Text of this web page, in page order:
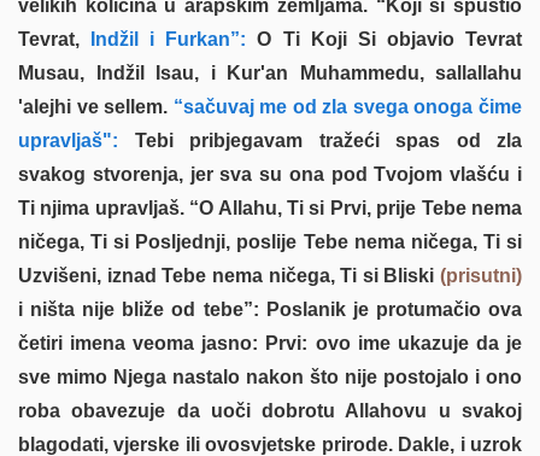
velikih količina u arapskim zemljama. “Koji si spustio
Tevrat, Indžil i Furkan”: O Ti Koji Si objavio Tevrat
Musau, Indžil Isau, i Kur'an Muhammedu, sallallahu
'alejhi ve sellem. “sačuvaj me od zla svega onoga čime
upravljaš": Tebi pribjegavam tražeći spas od zla
svakog stvorenja, jer sva su ona pod Tvojom vlašću i
Ti njima upravljaš. “O Allahu, Ti si Prvi, prije Tebe nema
ničega, Ti si Posljednji, poslije Tebe nema ničega, Ti si
Uzvišeni, iznad Tebe nema ničega, Ti si Bliski (prisutni)
i ništa nije bliže od tebe”: Poslanik je protumačio ova
četiri imena veoma jasno: Prvi: ovo ime ukazuje da je
sve mimo Njega nastalo nakon što nije postojalo i ono
roba obavezuje da uoči dobrotu Allahovu u svakoj
blagodati, vjerske ili ovosvjetske prirode. Dakle, i uzrok